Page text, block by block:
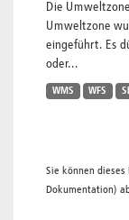
Die
Umweltzone
eingeführt. Es
oder...
WMS WFS
Sie können
Dokumentation)